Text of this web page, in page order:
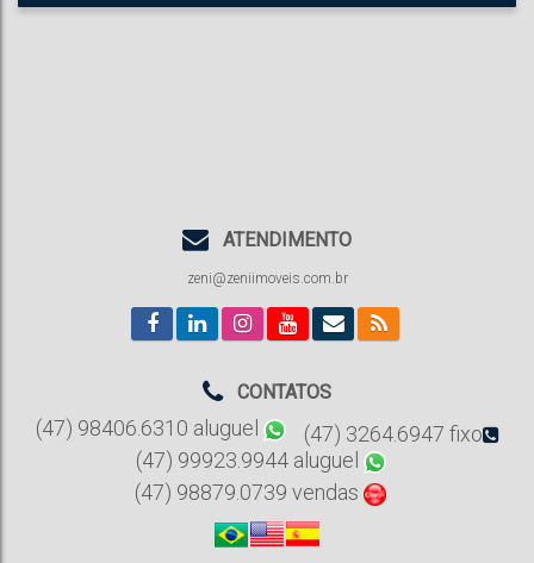
ATENDIMENTO
zeni@zeniimoveis.com.br
CONTATOS
(47) 98406.6310 aluguel
(47) 3264.6947 fixo
(47) 99923.9944 aluguel
(47) 98879.0739 vendas